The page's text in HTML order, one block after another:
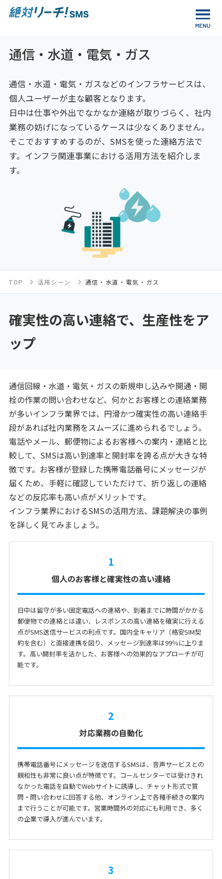
通信・水道・電気・ガス
通信・水道・電気・ガスなどのインフラサービスは、
個人ユーザーが主な顧客となります。
日中は仕事や外出でなかなか連絡が取りづらく、社内
業務の妨げになっているケースは少なくありません。
そこでおすすめするのが、SMSを使った連絡方法で
す。インフラ関連事業における活用方法を紹介しま
す。
TOP 活用シーン 通信・水道・電気・ガス
確実性の高い連絡で、生産性をア
ップ
通信回線・水道・電気・ガスの新規申し込みや開通・開
栓の作業の問い合わせなど、何かとお客様との連絡業務
が多いインフラ業界では、円滑かつ確実性の高い連絡手
段があれば社内業務をスムーズに進められるでしょう。
電話やメール、郵便物によるお客様への案内・連絡と比
較して、SMSは高い到達率と開封率を誇る点が大きな特
徴です。お客様が登録した携帯電話番号にメッセージが
届くため、手軽に確認していただけて、折り返しの連絡
などの反応率も高い点がメリットです。
インフラ業界におけるSMSの活用方法、課題解決の事例
を詳しく見てみましょう。
1
個人のお客様と確実性の高い連絡
日中は留守が多い固定電話への連絡や、到着までに時間がかかる
郵便物での連絡とは違い、レスポンスの高い連絡を確実に行える
点がSMS送信サービスの利点です。国内全キャリア（格安SIM契
約を含む）と直接連携を図り、メッセージ到達率は99％に上りま
す。高い開封率を活かした、お客様への効果的なアプローチが可
能です。
2
対応業務の自動化
携帯電話番号にメッセージを送信するSMSは、音声サービスとの
親和性も非常に良い点が特徴です。コールセンターでは受けきれ
なかった電話を自動でWebサイトに誘導し、チャット形式で質
問・問い合わせに回答する他、オンライン上で各種手続きの案内
まで行うことが可能です。営業時間外の対応にも利用でき、多く
の企業で導入が進んでいます。
3